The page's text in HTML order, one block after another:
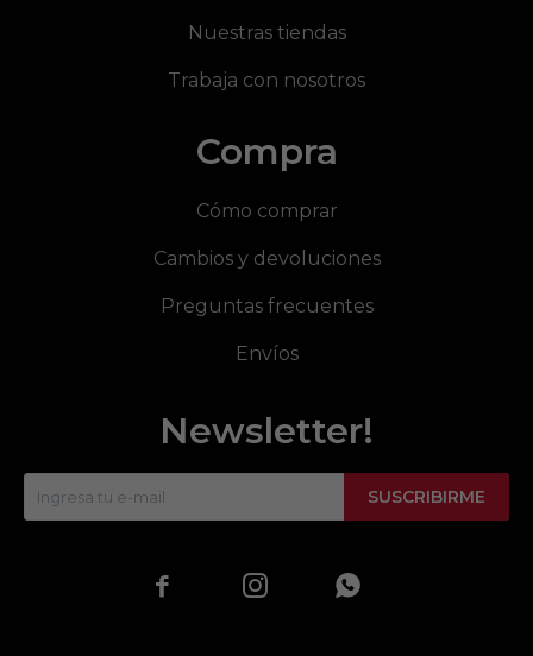
Nuestras tiendas
Trabaja con nosotros
Compra
Cómo comprar
Cambios y devoluciones
Preguntas frecuentes
Envíos
Newsletter!
SUSCRIBIRME
  